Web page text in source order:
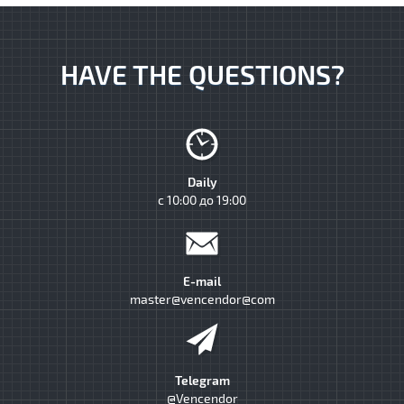
HAVE THE QUESTIONS?
Daily
с 10:00 до 19:00
E-mail
master@vencendor@com
Telegram
@Vencendor